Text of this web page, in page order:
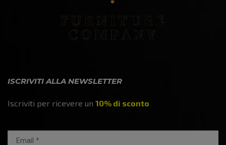
ISCRIVITI ALLA NEWSLETTER
Iscriviti per ricevere un 10% di sconto